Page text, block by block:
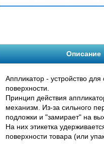
Описание
Аппликатор - устройство
поверхности.
Принцип действия
механизм. Из-за сильного
подложки и "замирает" на
На них этикетка
поверхности товара (или